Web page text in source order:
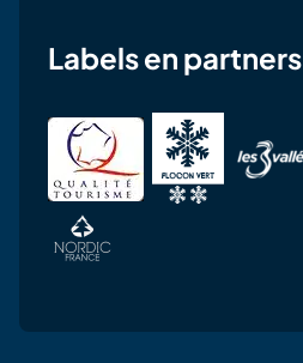
Labels en partners